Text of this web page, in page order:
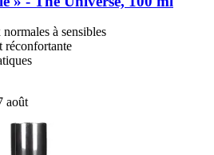
à sensibles
réconfortante
août